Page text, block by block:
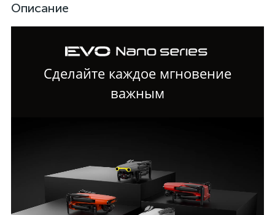
Описание
Сделайте каждое мгновение
важным